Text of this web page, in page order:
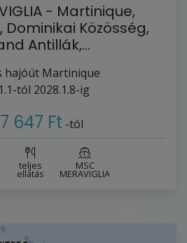
- Martinique,
Közösség,
Antillák,…
hajóút Martinique
tól 2028.1.8-ig
647 Ft -tól
teljes
ellátás
MSC
MERAVIGLIA